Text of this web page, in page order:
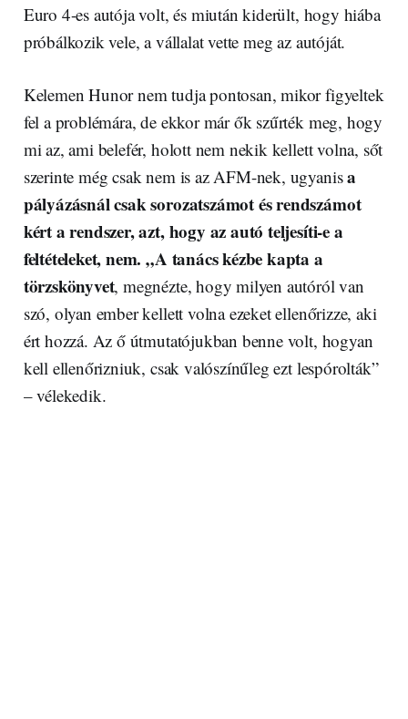
Euro 4-es autója volt, és miután kiderült, hogy hiába
próbálkozik vele, a vállalat vette meg az autóját.
Kelemen Hunor nem tudja pontosan, mikor figyeltek
fel a problémára, de ekkor már ők szűrték meg, hogy
mi az, ami belefér, holott nem nekik kellett volna, sőt
szerinte még csak nem is az AFM-nek, ugyanisa
pályázásnál csak sorozatszámot és rendszámot
kért a rendszer, azt, hogy az autó teljesíti-e a
feltételeket, nem. „A tanács kézbe kapta a
törzskönyvet, megnézte, hogy milyen autóról van
szó, olyan ember kellett volna ezeket ellenőrizze, aki
ért hozzá. Az ő útmutatójukban benne volt, hogyan
kell ellenőrizniuk, csak valószínűleg ezt lespórolták”
– vélekedik.